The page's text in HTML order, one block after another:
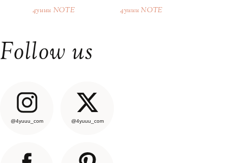
4yuuu NOTE 4yuuu NOTE
Follow us
@4yuuu_com @4yuuu_com